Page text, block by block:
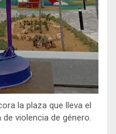
la plaza que lleva el
violencia de género.